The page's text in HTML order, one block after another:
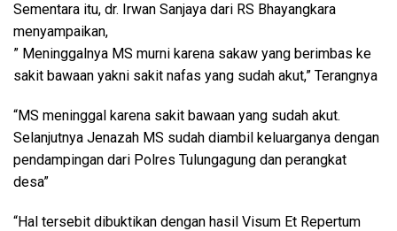
Sementara itu, dr. Irwan Sanjaya dari RS Bhayangkara
menyampaikan,
” Meninggalnya MS murni karena sakaw yang berimbas ke
sakit bawaan yakni sakit nafas yang sudah akut,” Terangnya
“MS meninggal karena sakit bawaan yang sudah akut.
Selanjutnya Jenazah MS sudah diambil keluarganya dengan
pendampingan dari Polres Tulungagung dan perangkat
desa”
“Hal tersebit dibuktikan dengan hasil Visum Et Repertum